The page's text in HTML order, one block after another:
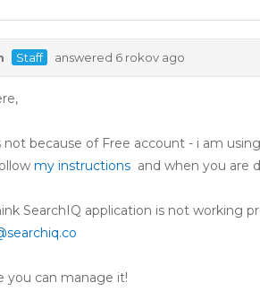
Staff answered 6 rokov ago
not because of Free account - i am
my instructions and when you are
SearchIQ application is not working
you can manage it!